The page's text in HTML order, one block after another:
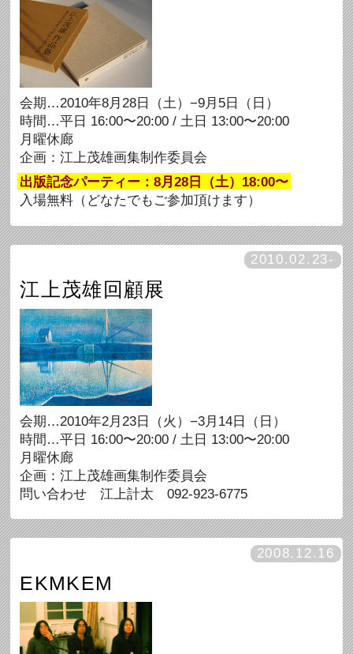
会期…2010年8月28日（土）−9月5日（日）
時間…平日 16:00〜20:00 / 土日 13:00〜20:00
月曜休廊
企画：江上茂雄画集制作委員会
出版記念パーティー：8月28日（土）18:00〜
入場無料（どなたでもご参加頂けます）
2010.02.23-
江上茂雄回顧展
会期…2010年2月23日（火）−3月14日（日）
時間…平日 16:00〜20:00 / 土日 13:00〜20:00
月曜休廊
企画：江上茂雄画集制作委員会
問い合わせ 江上計太 092-923-6775
2008.12.16
EKMKEM